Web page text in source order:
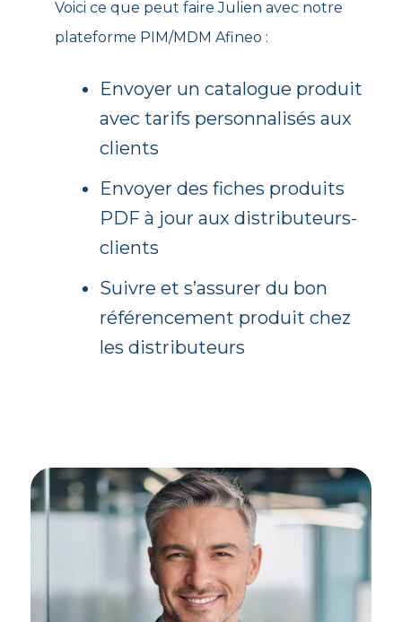
Voici ce que peut faire Julien avec notre
plateforme PIM/MDM Afineo :
Envoyer un catalogue produit
avec tarifs personnalisés aux
clients
Envoyer des fiches produits
PDF à jour aux distributeurs-
clients
Suivre et s’assurer du bon
référencement produit chez
les distributeurs